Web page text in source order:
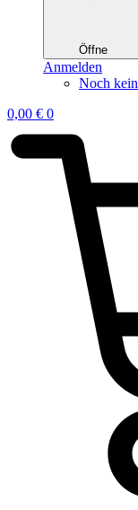
Öffne
Anmelden
Noch
0,00 € 0